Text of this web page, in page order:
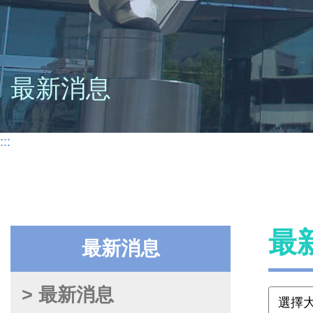
最新消息
:::
最新消息
> 最新消息
最